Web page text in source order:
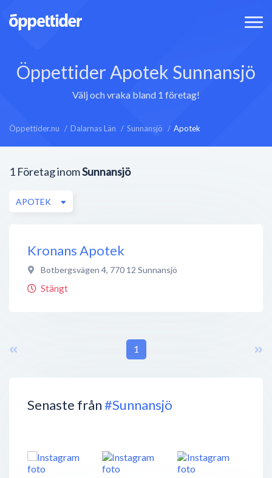
Öppettider Apotek Sunnansjö
Välj och vraka bland 1 företag!
Öppettider.nu Dalarnas Län Sunnansjö Apotek
Senaste från#Sunnansjö
1 Företag inomSunnansjö
APOTEK
Kronans Apotek
Botbergsvägen 4, 770 12 Sunnansjö
Stängt
1